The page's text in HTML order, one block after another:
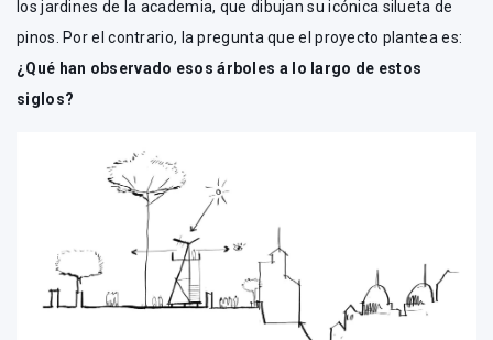
los jardines de la academia, que dibujan su icónica silueta de
pinos. Por el contrario, la pregunta que el proyecto plantea es:
¿Qué han observado esos árboles a lo largo de estos
siglos?